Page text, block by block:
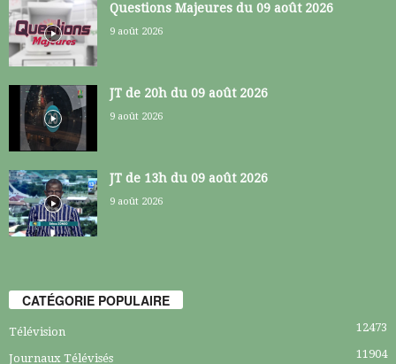
Questions Majeures du 09 août 2026
9 août 2026
JT de 20h du 09 août 2026
9 août 2026
JT de 13h du 09 août 2026
9 août 2026
CATÉGORIE POPULAIRE
Télévision 12473
Journaux Télévisés 11904